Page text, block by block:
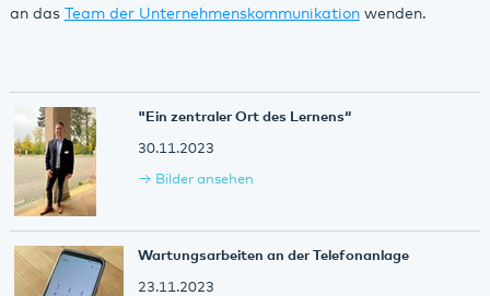
an das Team der Unternehmenskommunikationwenden.
"Ein zentraler Ort des Lernens“
30.11.2023
Bilder ansehen
Wartungsarbeiten an der Telefonanlage
23.11.2023